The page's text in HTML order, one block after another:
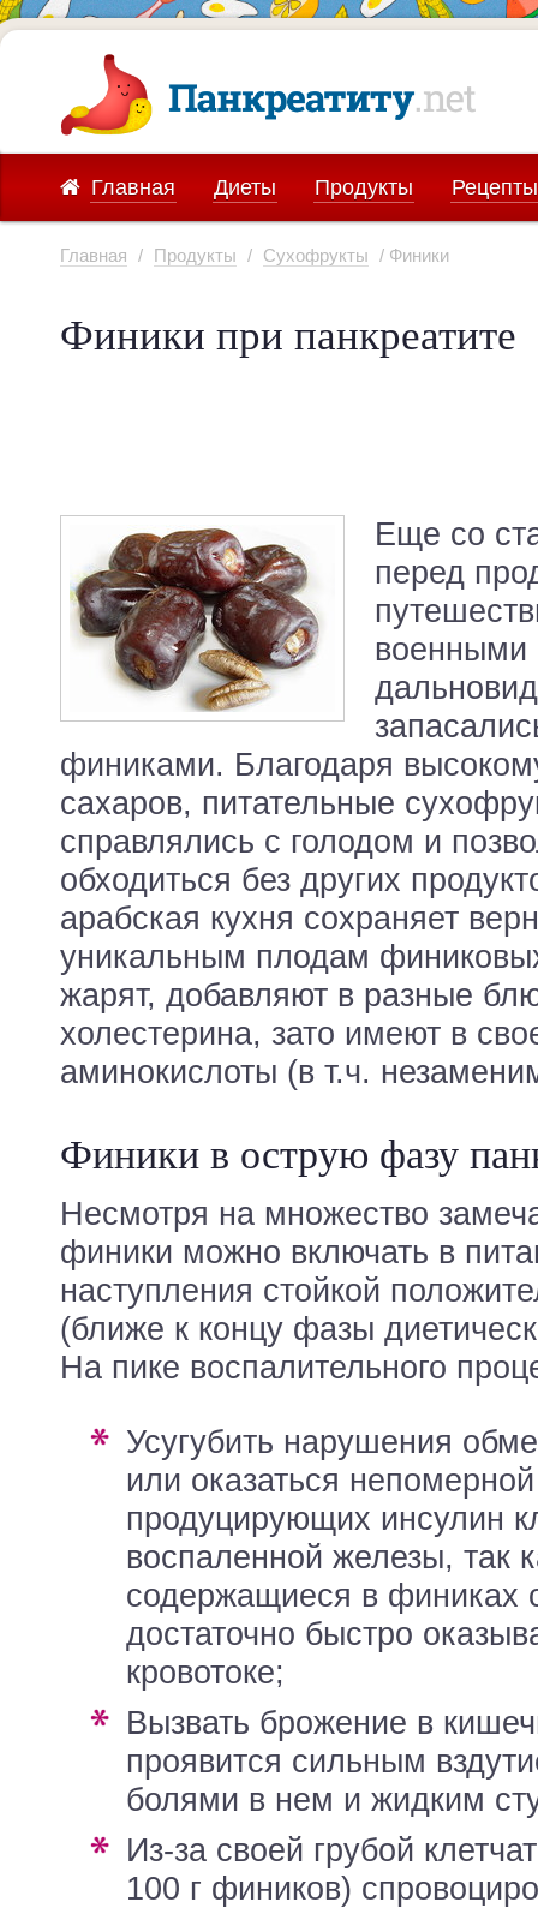
Главная Диеты Продукты Рецепты
Главная / Продукты / Сухофрукты / Финики
Финики при панкреатите
Еще со
перед
военными
финиками. Благодаря
сахаров, питательные
справлялись с голодом и
обходиться без других
арабская кухня сохраняет
уникальным плодам
жарят, добавляют в разные
холестерина, зато имеют в
аминокислоты (в т.ч.
Финики в острую фазу
Несмотря на множество
финики можно включать в
наступления стойкой
(ближе к концу фазы
На пике воспалительного
усугубить нарушения обмена глюкозы и/
или оказаться
продуцирующих инсулин
воспаленной железы, так
содержащиеся в финиках
достаточно быстро
кровотоке;
вызвать брожение в кишечнике, которое
проявится сильным
болями в нем и жидким
из-за своей грубой клетчатки (6,4 – 11,5 г в
100 г фиников)